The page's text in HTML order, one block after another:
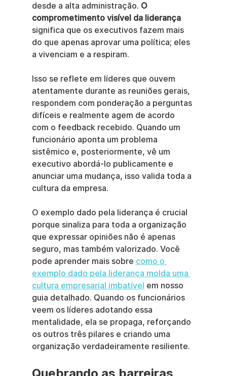
desde a alta administração. O
comprometimento visível da liderança
significa que os executivos fazem mais
do que apenas aprovar uma política; eles
a vivenciam e a respiram.
Isso se reflete em líderes que ouvem
atentamente durante as reuniões gerais,
respondem com ponderação a perguntas
difíceis e realmente agem de acordo
com o feedback recebido. Quando um
funcionário aponta um problema
sistêmico e, posteriormente, vê um
executivo abordá-lo publicamente e
anunciar uma mudança, isso valida toda a
cultura da empresa.
O exemplo dado pela liderança é crucial
porque sinaliza para toda a organização
que expressar opiniões não é apenas
seguro, mas também valorizado. Você
pode aprender mais sobre como o
exemplo dado pela liderança molda uma
cultura empresarial imbatível em nosso
guia detalhado. Quando os funcionários
veem os líderes adotando essa
mentalidade, ela se propaga, reforçando
os outros três pilares e criando uma
organização verdadeiramente resiliente.
Quebrando as barreiras